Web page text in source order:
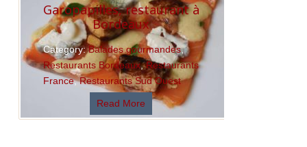
Garopapilles, restaurant à
Bordeaux
Category:Balades gourmandes,
Restaurants Bordeaux,Restaurants
France,Restaurants Sud Ouest
Read More